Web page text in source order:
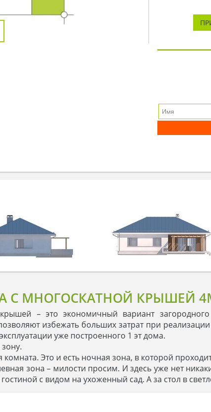
С МНОГОСКАТНОЙ КРЫШЕЙ
– это экономичный вариант
избежать больших затрат при
уже построенного 1 эт дома.
Это и есть ночная зона, в которой
зона – милости просим. И здесь уже нет
с видом на ухоженный сад. А за стол в